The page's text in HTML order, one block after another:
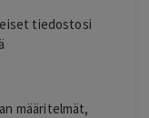
tiedostosi
määritelmät,